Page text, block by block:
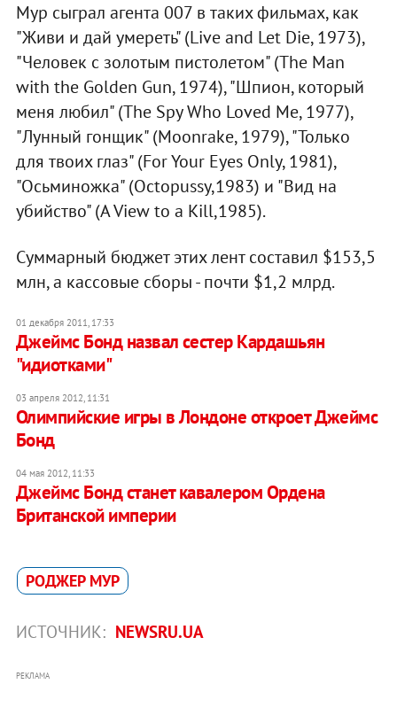
Мур сыграл агента 007 в таких фильмах, как
"Живи и дай умереть" (Live and Let Die, 1973),
"Человек с золотым пистолетом" (The Man
with the Golden Gun, 1974), "Шпион, который
меня любил" (The Spy Who Loved Me, 1977),
"Лунный гонщик" (Moonrake, 1979), "Только
для твоих глаз" (For Your Eyes Only, 1981),
"Осьминожка" (Octopussy,1983) и "Вид на
убийство" (A View to a Kill,1985).
Суммарный бюджет этих лент составил $153,5
млн, а кассовые сборы - почти $1,2 млрд.
01 декабря 2011, 17:33
Джеймс Бонд назвал сестер Кардашьян
"идиотками"
03 апреля 2012, 11:31
Олимпийские игры в Лондоне откроет Джеймс
Бонд
04 мая 2012, 11:33
Джеймс Бонд станет кавалером Ордена
Британской империи
РОДЖЕР МУР
ИСТОЧНИК: NEWSRU.UA
РЕКЛАМА